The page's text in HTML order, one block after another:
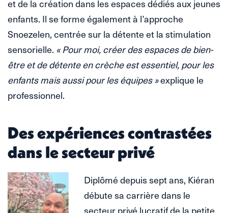
et de la création dans les espaces dédiés aux jeunes
enfants. Il se forme également à l’approche
Snoezelen, centrée sur la détente et la stimulation
sensorielle. « Pour moi, créer des espaces de bien-
être et de détente en crèche est essentiel, pour les
enfants mais aussi pour les équipes »explique le
professionnel.
Des expériences contrastées
dans le secteur privé
Diplômé depuis sept ans, Kiéran
débute sa carrière dans le
secteur privé lucratif de la petite